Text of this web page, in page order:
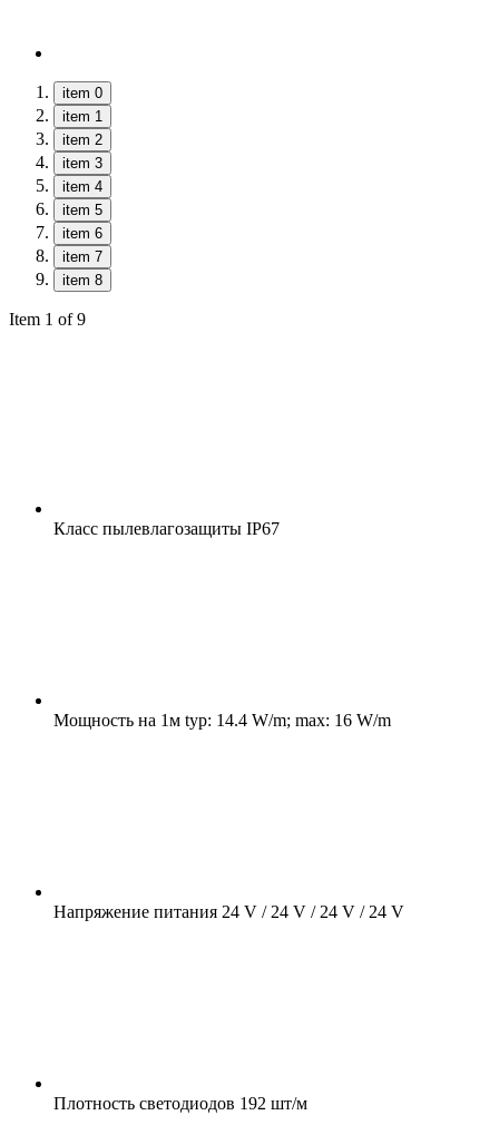
item 0
item 1
item 2
item 3
item 4
item 5
item 6
item 7
item 8
Item 1 of 9
Класс пылевлагозащиты IP67
Мощность на 1м typ: 14.4 W/m; max: 16 W/m
Напряжение питания 24 V / 24 V / 24 V / 24 V
Плотность светодиодов 192 шт/м